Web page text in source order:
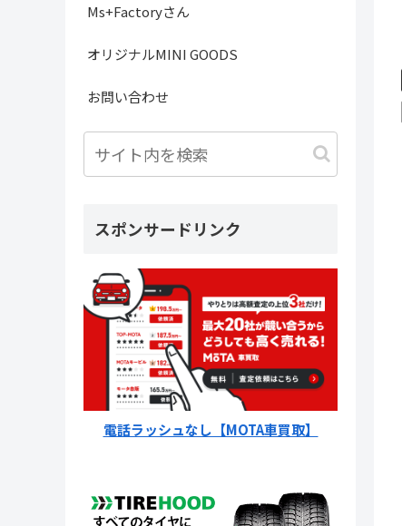
Ms+Factoryさん
オリジナルMINI GOODS
お問い合わせ
スポンサードリンク
電話ラッシュなし【MOTA車買取】